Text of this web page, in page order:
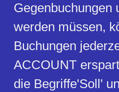
Gegenbuchungen
werden müssen,
Buchungen
ACCOUNT
die Begriffe'Soll'